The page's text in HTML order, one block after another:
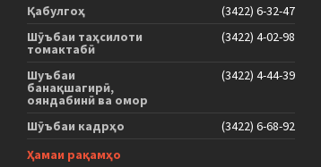
Қабулгоҳ
(3422) 6-32-47
Шӯъбаи таҳсилоти
томактабӣ
(3422) 4-02-98
Шуъбаи
банақшагирӣ,
ояндабинӣ ва омор
(3422) 4-44-39
Шӯъбаи кадрҳо
(3422) 6-68-92
Ҳамаи рақамҳо